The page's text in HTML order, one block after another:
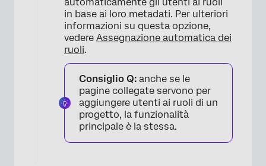
×
in base ai loro metadati. Per ulteriori
informazioni su questa opzione,
vedere Assegnazione automatica dei
ruoli.
Consiglio Q: anche se le
pagine collegate servono per
aggiungere utenti ai ruoli di un
progetto, la funzionalità
principale è la stessa.